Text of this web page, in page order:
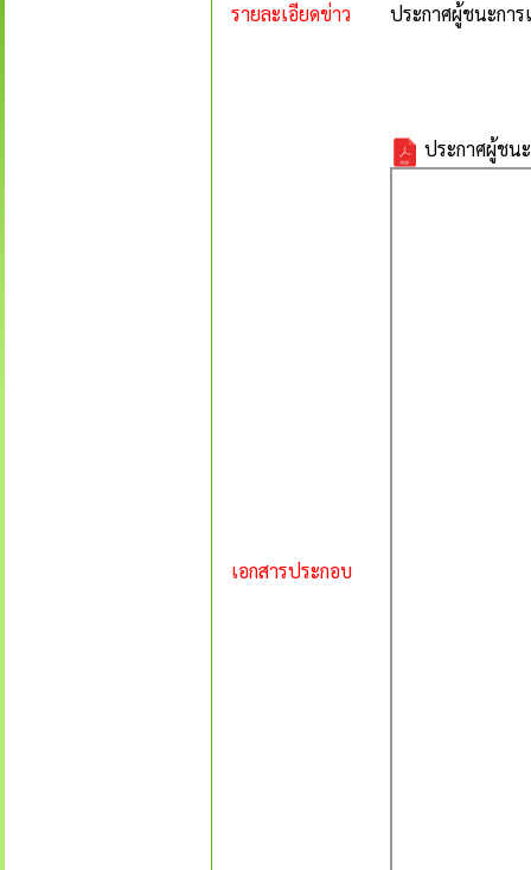
รายละเอียดข่าว ประกาศผู้ชนะการ
เอกสารประกอบ
ประกาศผู้ชน